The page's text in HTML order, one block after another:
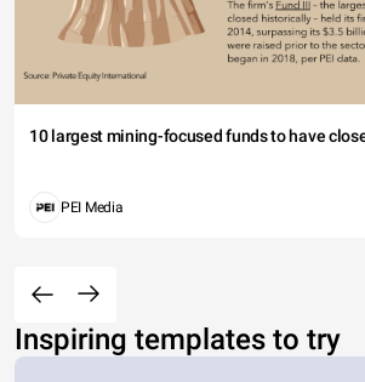
10 largest mining-focused funds to have
PEI Media
Inspiring templates to try